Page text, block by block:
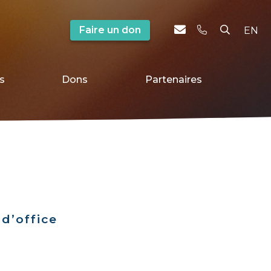
Faire un don EN
Dons Partenaires